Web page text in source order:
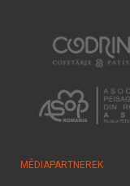
MÉDIAPARTNEREK